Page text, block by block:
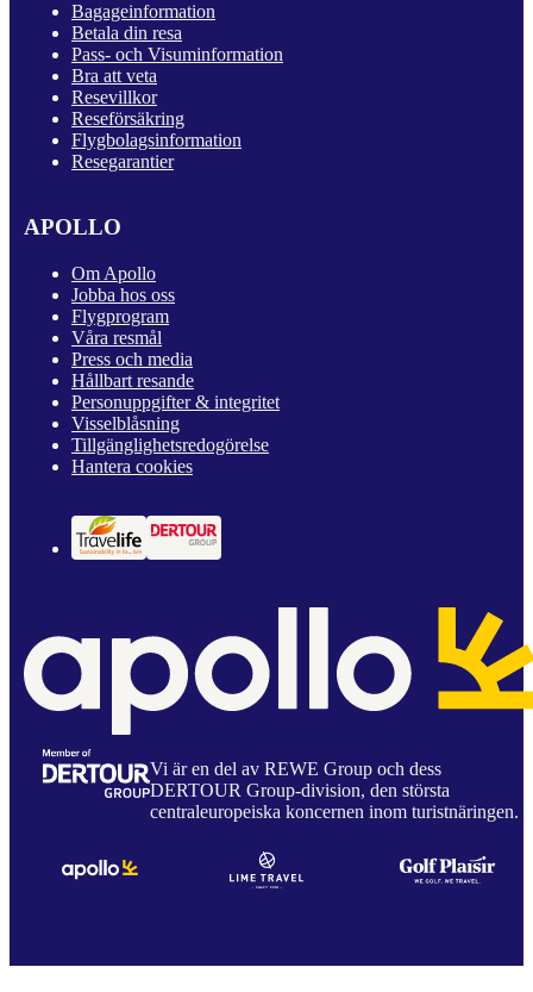
Bagageinformation
Betala din resa
Pass- och Visuminformation
Bra att veta
Resevillkor
Reseförsäkring
Flygbolagsinformation
Resegarantier
APOLLO
Om Apollo
Jobba hos oss
Flygprogram
Våra resmål
Press och media
Hållbart resande
Personuppgifter & integritet
Visselblåsning
Tillgänglighetsredogörelse
Hantera cookies
Vi är en del av REWE Group och dess
DERTOUR Group-division, den största
centraleuropeiska koncernen inom turistnäringen.